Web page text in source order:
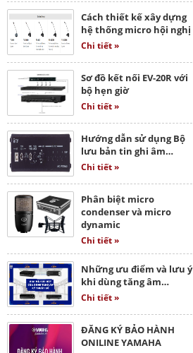
Cách thiết kế xây dựng
hệ thống micro hội nghị
Chi tiết »
Sơ đồ kết nối EV-20R với
bộ hẹn giờ
Chi tiết »
Hướng dẫn sử dụng Bộ
lưu bản tin ghi âm…
Chi tiết »
Phân biệt micro
condenser và micro
dynamic
Chi tiết »
Những ưu điểm và lưu ý
khi dùng tăng âm…
Chi tiết »
ĐĂNG KÝ BẢO HÀNH
ONILINE YAMAHA